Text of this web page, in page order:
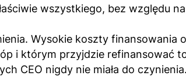
wszystkiego, bez względu
Wysokie koszty finansowania
i którym przyjdzie refinansować
CEO nigdy nie miała do czynienia.